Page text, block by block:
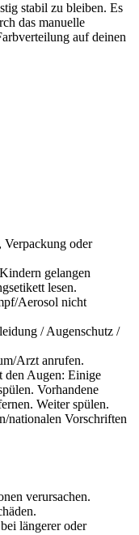
stabil zu bleiben. Es
das manuelle
auf deinen
oder
gelangen
lesen.
Aerosol nicht
/ Augenschutz /
Arzt anrufen.
den Augen: Einige
Vorhandene
Weiter spülen.
nationalen Vorschriften
verursachen.
längerer oder